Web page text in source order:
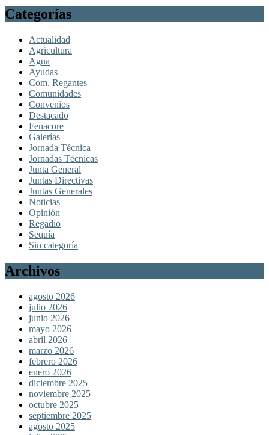
Categorías
Actualidad
Agricultura
Agua
Ayudas
Com. Regantes
Comunidades
Convenios
Destacado
Fenacore
Galerías
Jornada Técnica
Jornadas Técnicas
Junta General
Juntas Directivas
Juntas Generales
Noticias
Opinión
Regadío
Sequía
Sin categoría
Archivos
agosto 2026
julio 2026
junio 2026
mayo 2026
abril 2026
marzo 2026
febrero 2026
enero 2026
diciembre 2025
noviembre 2025
octubre 2025
septiembre 2025
agosto 2025